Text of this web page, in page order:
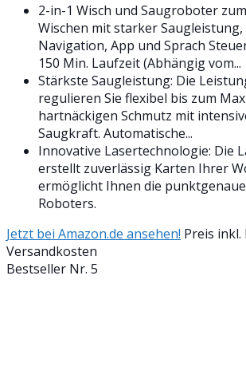
2-in-1 Wisch und Saugroboter
Wischen mit starker Saugleistung,
Navigation, App und Sprach
150 Min. Laufzeit (Abhängig vom...
Stärkste Saugleistung: Die
regulieren Sie flexibel bis zum
hartnäckigen Schmutz mit
Saugkraft. Automatische...
Innovative Lasertechnologie: Die
erstellt zuverlässig Karten Ihrer
ermöglicht Ihnen die
Roboters.
Jetzt bei Amazon.de ansehen! Preis inkl.
Versandkosten
Bestseller Nr. 5